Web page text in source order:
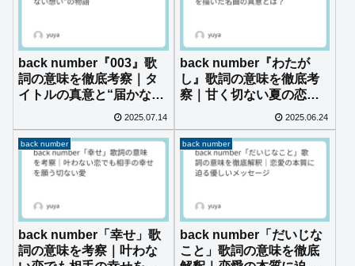
back number『003』歌
詞の意味を徹底考察｜タ
イトルの真意と“届かない
2025.07.14
back number『わたが
し』歌詞の意味を徹底考
察｜甘く切ない夏の恋を
描いた名曲の真意とは？
2025.06.24
back number
back number「幸せ」歌
詞の意味を考察｜叶わな
back number
back number「だいじな
こと」歌詞の意味を徹底